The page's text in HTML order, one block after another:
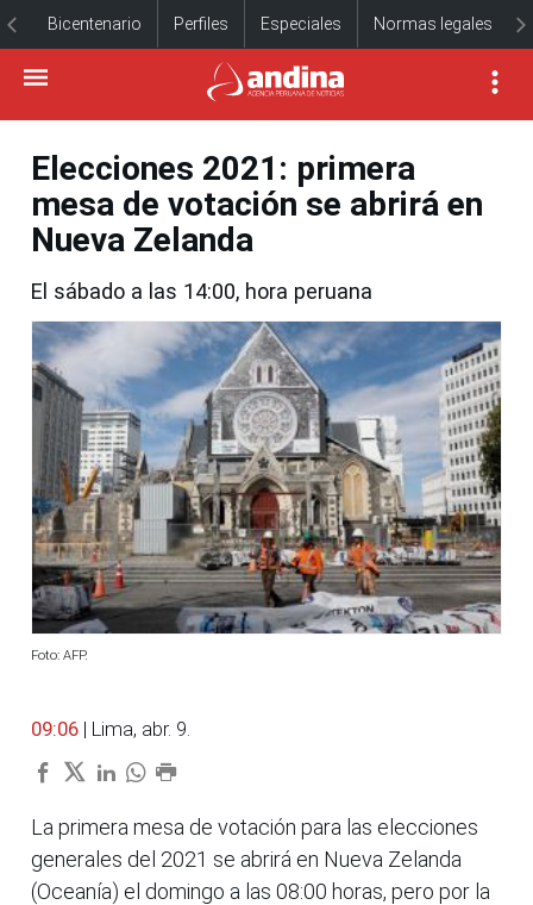
Bicentenario Perfiles Especiales Normas legales
Elecciones 2021: primera
mesa de votación se abrirá en
Nueva Zelanda
El sábado a las 14:00, hora peruana
Foto: AFP.
09:06 | Lima, abr. 9.
La primera mesa de votación para las elecciones
generales del 2021 se abrirá en Nueva Zelanda
(Oceanía) el domingo a las 08:00 horas, pero por la